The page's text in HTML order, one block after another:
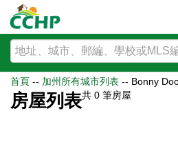
首頁 -- 加州所有城市列表 -- Bonny
房屋列表共 0 筆房屋